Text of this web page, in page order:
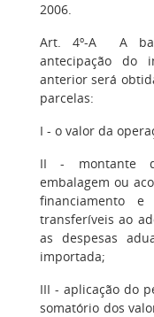
2006.
Art. 4º-A A
antecipação do
anterior será
parcelas:
I - o valor da
II - montante
embalagem ou
financiamento
transferíveis ao
as despesas
importada;
III - aplicação do
somatório dos